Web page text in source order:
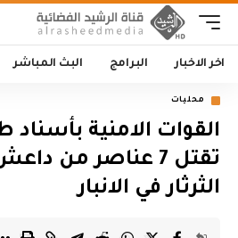
اخر الاخبار البرامج البث المباشر
محليات
القوات الامنية
تقتل 7 عناصر من
الثرثار في الانبار